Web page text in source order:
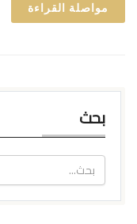
مواصلة القراءة
بحث